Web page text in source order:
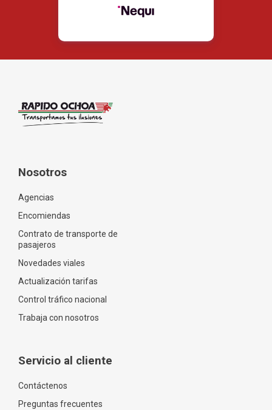
Nosotros
Agencias
Encomiendas
Contrato de transporte de
pasajeros
Novedades viales
Actualización tarifas
Control tráfico nacional
Trabaja con nosotros
Servicio al cliente
Contáctenos
Preguntas frecuentes